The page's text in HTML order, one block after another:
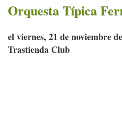
Orquesta Típica
el viernes, 21 de noviembre
Trastienda Club